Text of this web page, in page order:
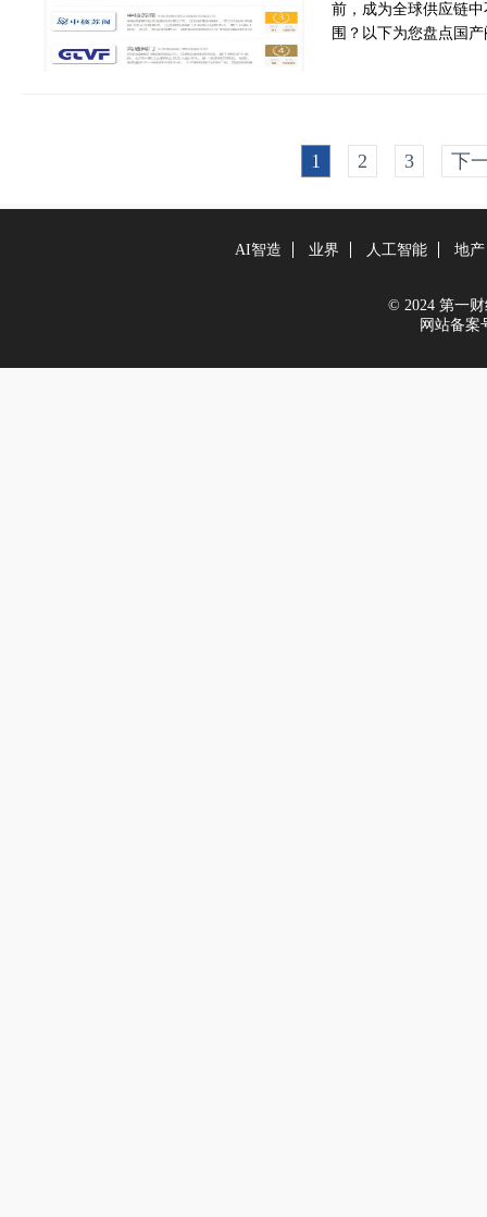
前，成为全球供应链
围？以下为您盘点国
1 2 3 下
AI智造 业界 人工智能 地产
© 2024 第一财
网站备案